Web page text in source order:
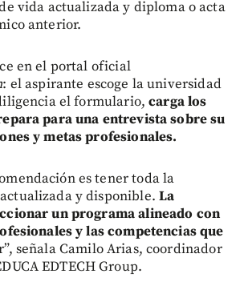
vida actualizada y diploma o acta
anterior.
en el portal oficial
: el aspirante escoge la universidad
el formulario,carga los
para una entrevista sobre su
y metas profesionales.
es tener toda la
y disponible. La
un programa alineado con
y las competencias que
señala Camilo Arias, coordinador
EDTECH Group.